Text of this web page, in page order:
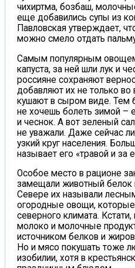
чихиртма, бозбаш,
еще добавились супы из
Павловская утверждает,
можно смело отдать
Самым популярным
капуста, за ней шли лук и
россияне сохраняют
добавляют их не только во
кушают в сыром виде. Тем
не хочешь болеть зимой –
и чеснок. А вот зеленый
не уважали. Даже сейчас
узкий круг населения.
называет его «травой и за
Особое место в рационе
замещали животный белок
Севере их называли
огородные овощи, которые
северного климата.
молоко и молочные
источником белков и
Но и мясо покушать тоже
изобилии, хотя в